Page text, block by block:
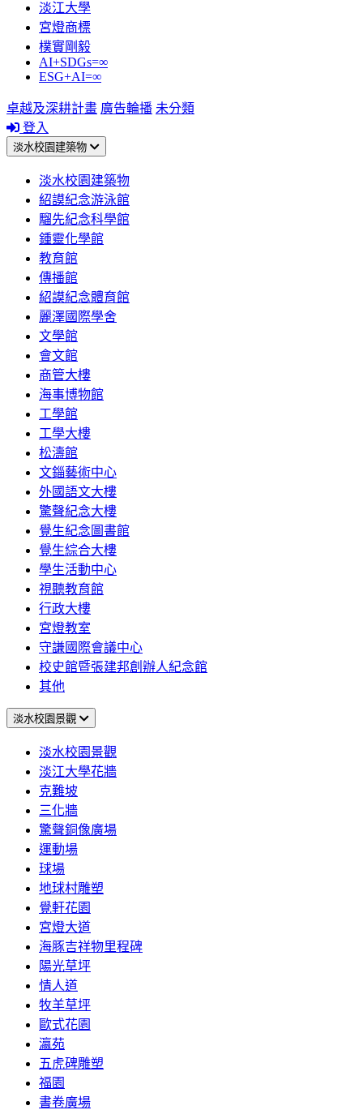
淡江大學
宮燈商標
樸實剛毅
AI+SDGs=∞
ESG+AI=∞
卓越及深耕計畫 廣告輪播 未分類
登入
淡水校園建築物
淡水校園建築物
紹謨紀念游泳館
騮先紀念科學館
鍾靈化學館
教育館
傳播館
紹謨紀念體育館
麗澤國際學舍
文學館
會文館
商管大樓
海事博物館
工學館
工學大樓
松濤館
文錙藝術中心
外國語文大樓
驚聲紀念大樓
覺生紀念圖書館
覺生綜合大樓
學生活動中心
視聽教育館
行政大樓
宮燈教室
守謙國際會議中心
校史館暨張建邦創辦人紀念館
其他
淡水校園景觀
淡水校園景觀
淡江大學花牆
克難坡
三化牆
驚聲銅像廣場
運動場
球場
地球村雕塑
覺軒花園
宮燈大道
海豚吉祥物里程碑
陽光草坪
情人道
牧羊草坪
歐式花園
瀛苑
五虎碑雕塑
福園
書卷廣場